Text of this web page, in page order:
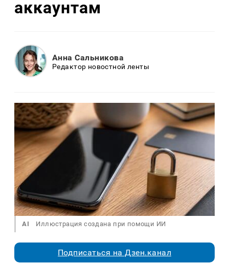
аккаунтам
Анна Сальникова
Редактор новостной ленты
AI Иллюстрация создана при помощи ИИ
Подписаться на Дзен.канал